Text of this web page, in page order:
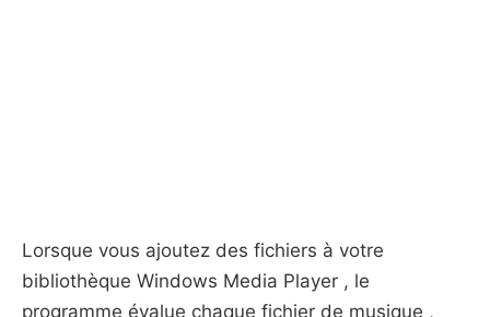
Lorsque vous ajoutez des fichiers à votre
bibliothèque Windows Media Player , le
programme évalue chaque fichier de musique ,